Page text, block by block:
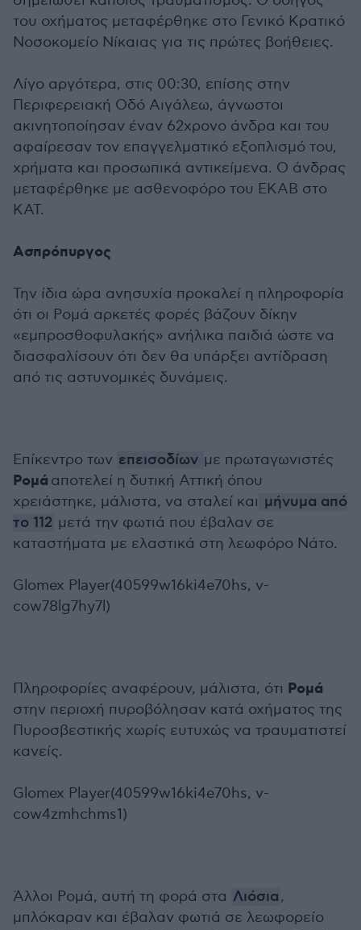
του οχήματος μεταφέρθηκε στο Γενικό Κρατικό
Νοσοκομείο Νίκαιας για τις πρώτες βοήθειες.
Λίγο αργότερα, στις 00:30, επίσης στην
Περιφερειακή Οδό Αιγάλεω, άγνωστοι
ακινητοποίησαν έναν 62χρονο άνδρα και του
αφαίρεσαν τον επαγγελματικό εξοπλισμό του,
χρήματα και προσωπικά αντικείμενα. Ο άνδρας
μεταφέρθηκε με ασθενοφόρο του ΕΚΑΒ στο
ΚΑΤ.
Ασπρόπυργος
Την ίδια ώρα ανησυχία προκαλεί η πληροφορία
ότι οι Ρομά αρκετές φορές βάζουν δίκην
«εμπροσθοφυλακής» ανήλικα παιδιά ώστε να
διασφαλίσουν ότι δεν θα υπάρξει αντίδραση
από τις αστυνομικές δυνάμεις.
Επίκεντρο των επεισοδίων με πρωταγωνιστές
Ρομά αποτελεί η δυτική Αττική όπου
χρειάστηκε, μάλιστα, να σταλεί και μήνυμα από
το 112 μετά την φωτιά που έβαλαν σε
καταστήματα με ελαστικά στη λεωφόρο Νάτο.
Glomex Player(40599w16ki4e70hs, v-
cow78lg7hy7l)
Πληροφορίες αναφέρουν, μάλιστα, ότι Ρομά
στην περιοχή πυροβόλησαν κατά οχήματος της
Πυροσβεστικής χωρίς ευτυχώς να τραυματιστεί
κανείς.
Glomex Player(40599w16ki4e70hs, v-
cow4zmhchms1)
Άλλοι Ρομά, αυτή τη φορά στα Λιόσια,
μπλόκαραν και έβαλαν φωτιά σε λεωφορείο